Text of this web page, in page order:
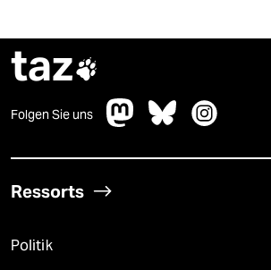
taz
Folgen Sie uns
Ressorts
Politik